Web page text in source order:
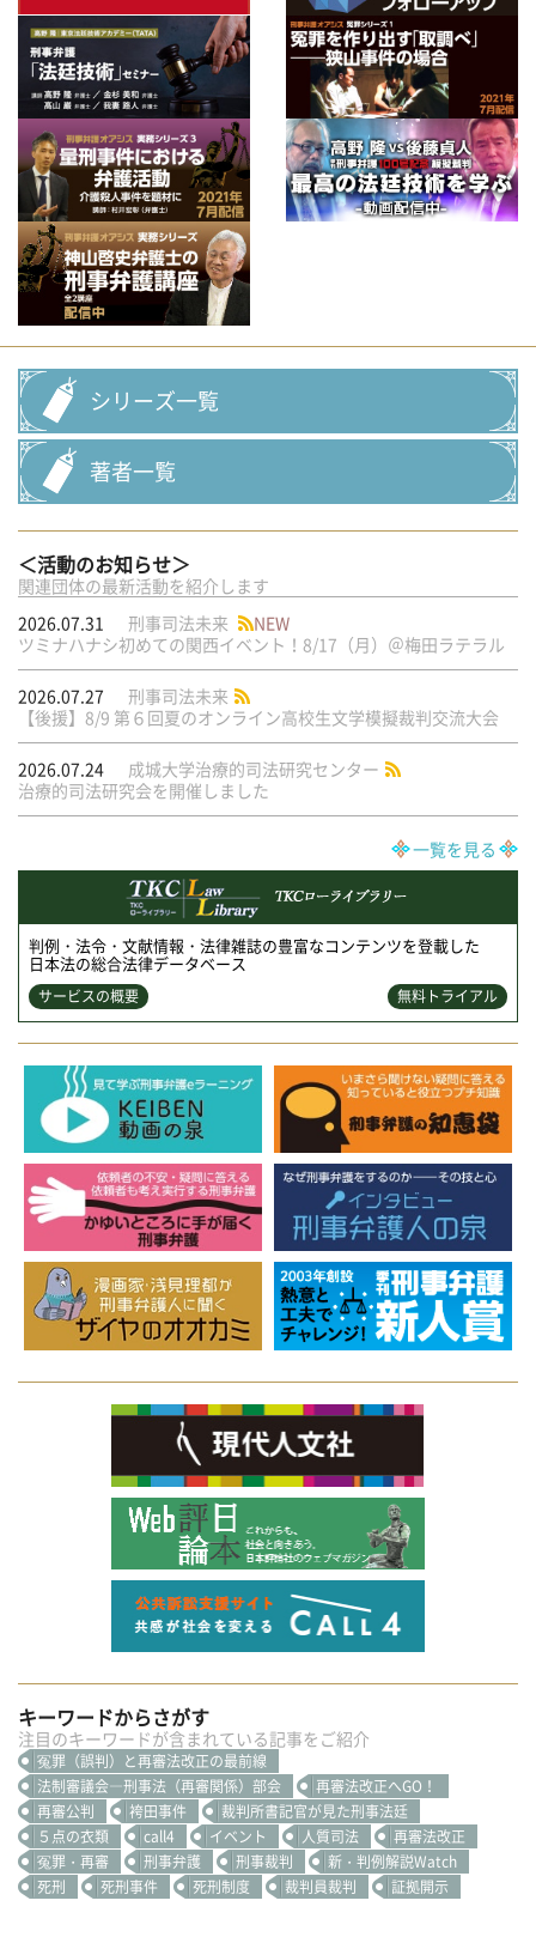
シリーズ一覧
著者一覧
＜活動のお知らせ＞
関連団体の最新活動を紹介します
2026.07.31
刑事司法未来
NEW
ツミナハナシ初めての関西イベント！8/17（月）＠梅田ラテラル
2026.07.27
刑事司法未来
【後援】8/9 第６回夏のオンライン高校生文学模擬裁判交流大会
2026.07.24
成城大学治療的司法研究センター
治療的司法研究会を開催しました
一覧を見る
判例・法令・文献情報・法律雑誌の豊富なコンテンツを登載した
日本法の総合法律データベース
サービスの概要 無料トライアル
キーワードからさがす
注目のキーワードが含まれている記事をご紹介
冤罪（誤判）と再審法改正の最前線
法制審議会―刑事法（再審関係）部会
再審法改正へGO！
再審公判
袴田事件
裁判所書記官が見た刑事法廷
５点の衣類
call4 イベント 人質司法
再審法改正
冤罪・再審
刑事弁護 刑事裁判
新・判例解説Watch
死刑
死刑事件 死刑制度 裁判員裁判 証拠開示